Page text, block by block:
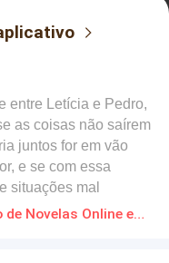
entre Letícia e Pedro,
as coisas não saírem
juntos for em vão
e se com essa
situações mal
estudioso fizesseMeu Professor Download gratuito de Novelas Online em PDF